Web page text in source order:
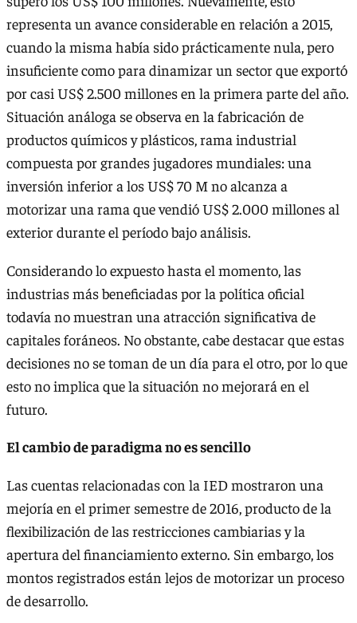
representa un avance considerable en relación a 2015,
cuando la misma había sido prácticamente nula, pero
insuficiente como para dinamizar un sector que exportó
por casi US$ 2.500 millones en la primera parte del año.
Situación análoga se observa en la fabricación de
productos químicos y plásticos, rama industrial
compuesta por grandes jugadores mundiales: una
inversión inferior a los US$ 70 M no alcanza a
motorizar una rama que vendió US$ 2.000 millones al
exterior durante el período bajo análisis.
Considerando lo expuesto hasta el momento, las
industrias más beneficiadas por la política oficial
todavía no muestran una atracción significativa de
capitales foráneos. No obstante, cabe destacar que estas
decisiones no se toman de un día para el otro, por lo que
esto no implica que la situación no mejorará en el
futuro.
El cambio de paradigma no es sencillo
Las cuentas relacionadas con la IED mostraron una
mejoría en el primer semestre de 2016, producto de la
flexibilización de las restricciones cambiarias y la
apertura del financiamiento externo. Sin embargo, los
montos registrados están lejos de motorizar un proceso
de desarrollo.